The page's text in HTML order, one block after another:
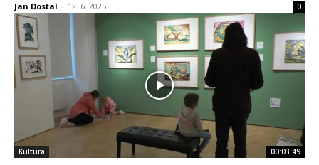
Jan Dostal - 12. 6. 2025 0
Kultura 00:03:49